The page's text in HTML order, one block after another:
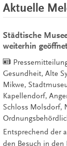
Aktuelle
Städtische
weiterhin
Gesundheit, Alte
Mikwe,
Kapellendorf,
Schloss Molsdorf,
Entsprechend der
den Besuch in den